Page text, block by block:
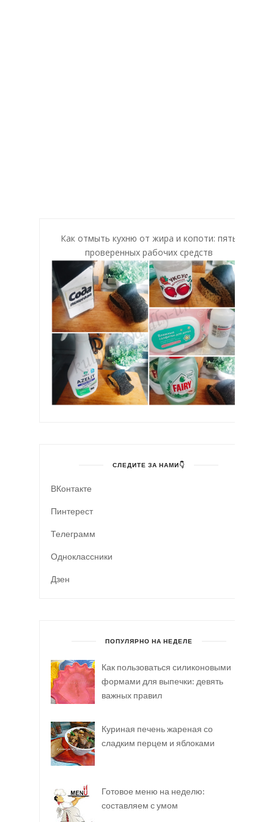
Как отмыть кухню от жира и копоти: пять
проверенных рабочих средств
СЛЕДИТЕ ЗА НАМИ👇
ВКонтакте
Пинтерест
Телеграмм
Одноклассники
Дзен
ПОПУЛЯРНО НА НЕДЕЛЕ
Как пользоваться силиконовыми
формами для выпечки: девять
важных правил
Куриная печень жареная со
сладким перцем и яблоками
Готовое меню на неделю:
составляем с умом